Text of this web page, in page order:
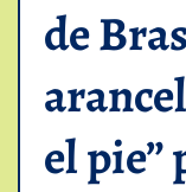
de
el pie”